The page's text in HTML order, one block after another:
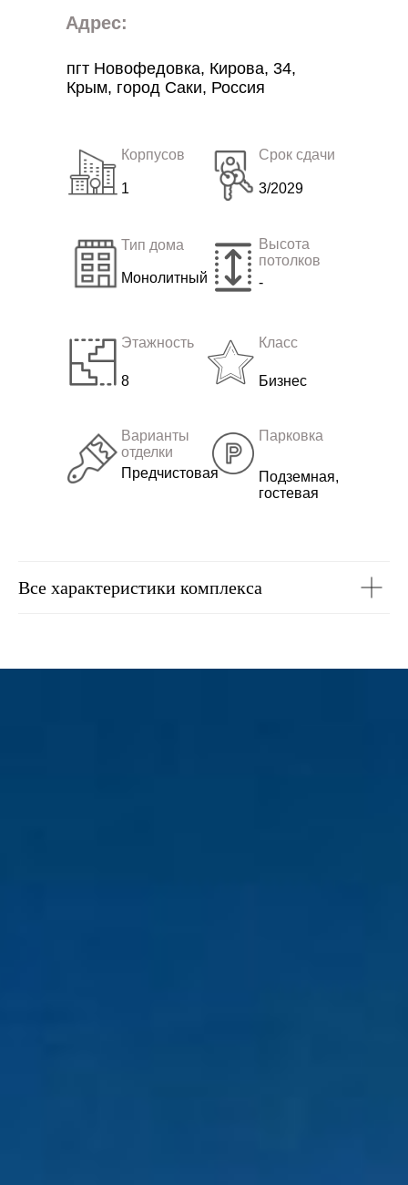
Адрес:
пгт Новофедовка, Кирова, 34,
Крым, город Саки, Россия
Корпусов
1
Срок сдачи
3/2029
Этажность
8
Класс
Бизнес
Тип дома
Монолитный
Высота
потолков
-
Варианты
отделки
Предчистовая
Парковка
Подземная,
гостевая
Все характеристики комплекса